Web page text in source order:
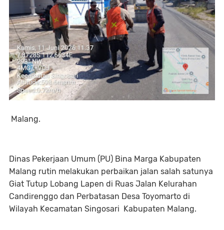
Malang.
Dinas Pekerjaan Umum (PU) Bina Marga Kabupaten
Malang rutin melakukan perbaikan jalan salah satunya
Giat Tutup Lobang Lapen di Ruas Jalan Kelurahan
Candirenggo dan Perbatasan Desa Toyomarto di
Wilayah Kecamatan Singosari Kabupaten Malang.